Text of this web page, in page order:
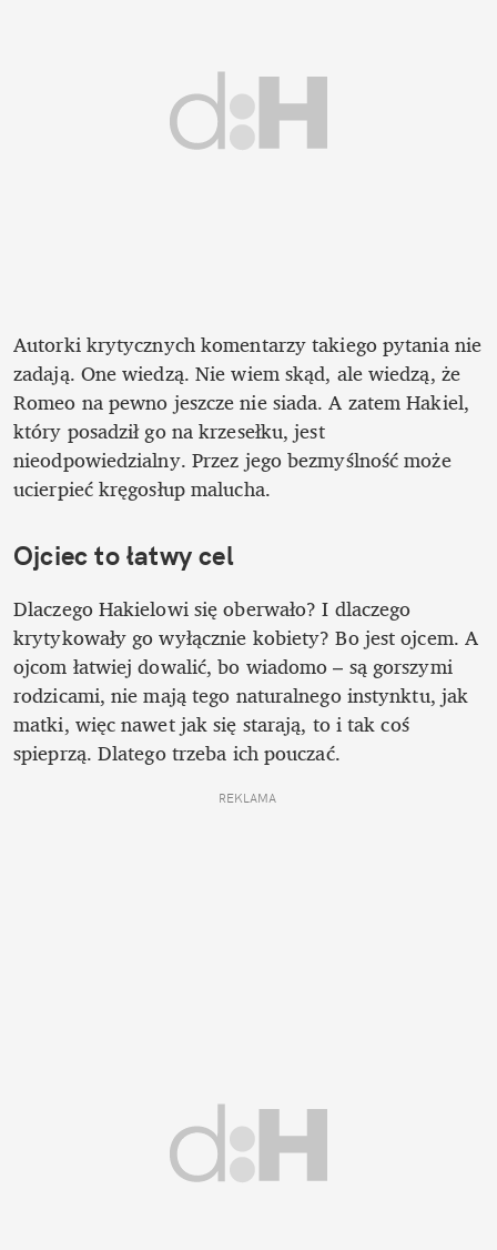
Autorki krytycznych komentarzy takiego pytania nie
zadają. One wiedzą. Nie wiem skąd, ale wiedzą, że
Romeo na pewno jeszcze nie siada. A zatem Hakiel,
który posadził go na krzesełku, jest
nieodpowiedzialny. Przez jego bezmyślność może
ucierpieć kręgosłup malucha.
Ojciec to łatwy cel
Dlaczego Hakielowi się oberwało? I dlaczego
krytykowały go wyłącznie kobiety? Bo jest ojcem. A
ojcom łatwiej dowalić, bo wiadomo – są gorszymi
rodzicami, nie mają tego naturalnego instynktu, jak
matki, więc nawet jak się starają, to i tak coś
spieprzą. Dlatego trzeba ich pouczać.
REKLAMA